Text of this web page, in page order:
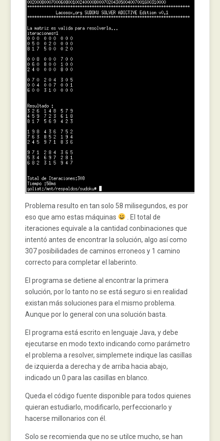
Problema resulto en tan solo 58 milisegundos, es por
eso que amo estas máquinas
. El total de
iteraciones equivale a la cantidad conbinaciones que
intentó antes de encontrar la solución, algo así como
307 posibilidades de caminos erroneos y 1 camino
correcto para completar el laberinto.
El programa se detiene al encontrar la primera
solución, por lo tanto no se está seguro si en realidad
existan más soluciones para el mismo problema.
Aunque por lo general con una solución basta.
El programa está escrito en lenguaje Java, y debe
ejecutarse en modo texto indicando como parámetro
el problema a resolver, simplemete indique las casillas
de izquierda a derecha y de arriba hacia abajo,
indicado un 0 para las casillas en blanco.
Queda el código fuente disponible para todos quienes
quieran estudiarlo, modificarlo, perfeccionarlo y
hacerse millonarios con él.
Solo se recomienda que no se utilce mucho, se han